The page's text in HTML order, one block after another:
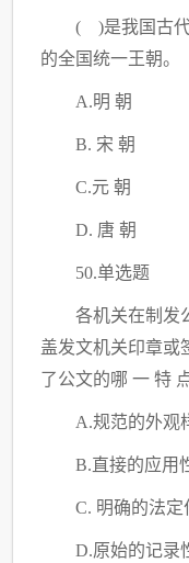
( )是我国古代
的全国统一王朝。
A.明 朝
B. 宋 朝
C.元 朝
D. 唐 朝
50.单选题
各机关在制发
盖发文机关印章或
了公文的哪 一 特
A.规范的外观
B.直接的应用
C. 明确的法定
D.原始的记录